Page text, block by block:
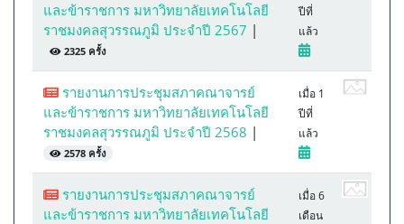
และข้าราชการ มหาวิทยาลัยเทคโนโลยี
ราชมงคลสุวรรณภูมิ ประจำปี 2567 |
2325 ครั้ง
ปีที่
แล้ว
รายงานการประชุมสภาคณาจารย์
และข้าราชการ มหาวิทยาลัยเทคโนโลยี
ราชมงคลสุวรรณภูมิ ประจำปี 2568 |
2578 ครั้ง
เมื่อ 1
ปีที่
แล้ว
รายงานการประชุมสภาคณาจารย์
และข้าราชการ มหาวิทยาลัยเทคโนโลยี
เมื่อ 6
เดือน